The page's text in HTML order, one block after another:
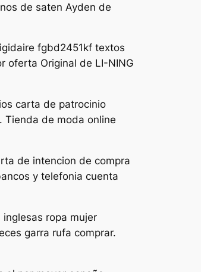
de saten Ayden de
fgbd2451kf textos
oferta Original de LI-NING
carta de patrocinio
Tienda de moda online
de intencion de compra
y telefonia cuenta
ropa mujer
garra rufa comprar.